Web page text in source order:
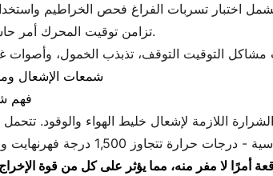
تزامن توقيت المحرك أمر حاسم لأداء وكفاءة مثالية.
شمعات الإشعال
فهم
اللازمة لإشعال خليط الهواء والوقود.